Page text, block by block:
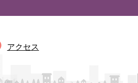
アクセス